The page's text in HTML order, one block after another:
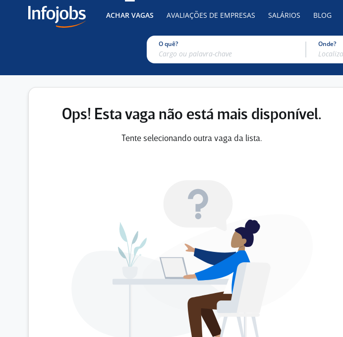
ACHAR VAGAS AVALIAÇÕES DE EMPRESAS SALÁRIOS BLOG
O quê? Onde?
Ops! Esta vaga não está mais disponível.
Tente selecionando outra vaga da lista.